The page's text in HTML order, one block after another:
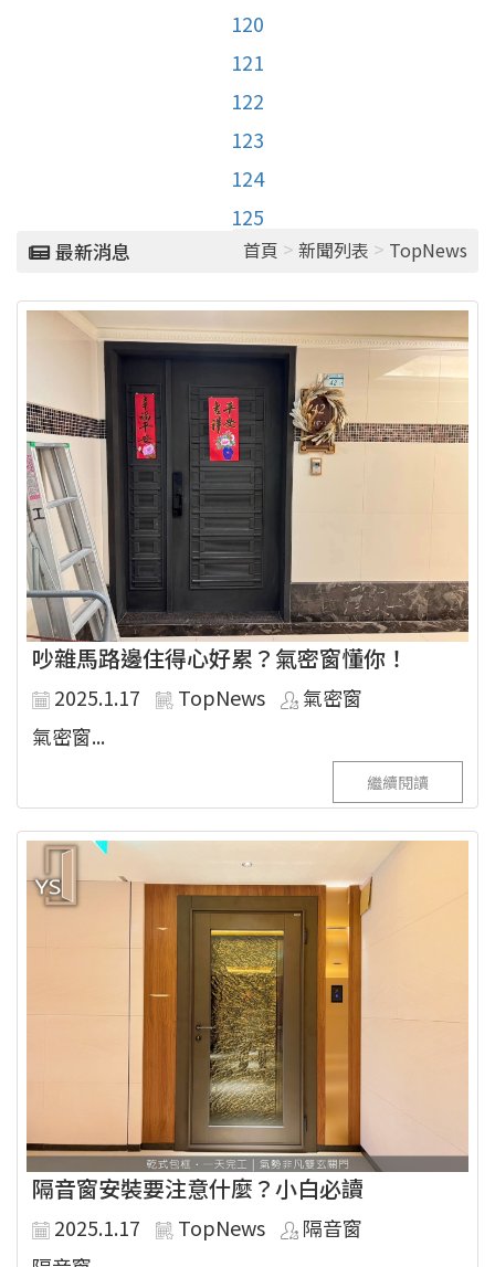
120
121
122
123
124
125
最新消息 首頁 > 新聞列表 > TopNews
吵雜馬路邊住得心好累？氣密窗懂你！
2025.1.17 TopNews
氣密窗
氣密窗...
繼續閱讀
隔音窗安裝要注意什麼？小白必讀
2025.1.17 TopNews
隔音窗